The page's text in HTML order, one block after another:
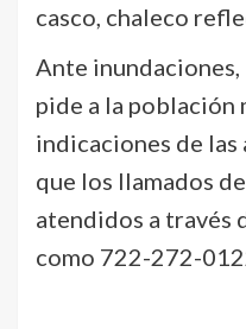
casco, chaleco
Ante inundaciones,
pide a la población
indicaciones de
que los llamados
atendidos a través
como 722-272-